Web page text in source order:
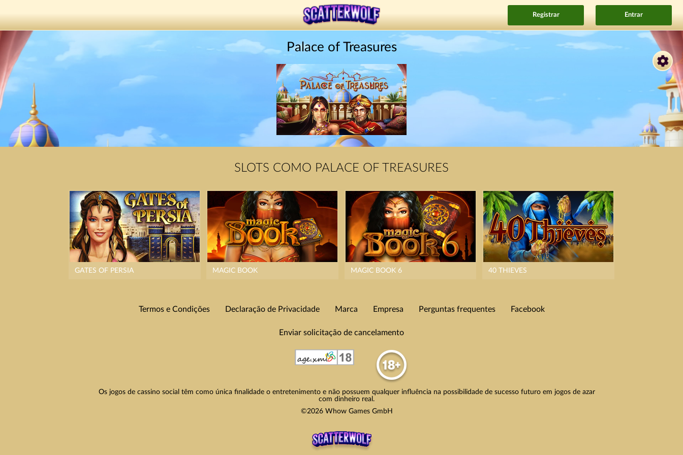
Registrar Entrar
Palace of Treasures
SLOTS COMO PALACE OF TREASURES
GATES OF PERSIA MAGIC BOOK MAGIC BOOK 6 40 THIEVES
Termos e Condições Declaração de Privacidade Marca Empresa Perguntas frequentes Facebook
Enviar solicitação de cancelamento
Os jogos de cassino social têm como única finalidade o entretenimento e não possuem qualquer influência na possibilidade de sucesso futuro em jogos de azar
com dinheiro real.
©2026 Whow Games GmbH